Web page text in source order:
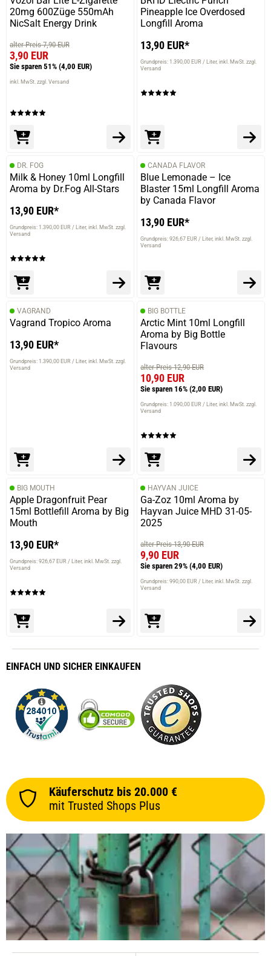
20mg 600Züge 550mAh
NicSalt Energy Drink
alter Preis 7,90 EUR
3,90 EUR
Sie sparen 51% (4,00 EUR)
inkl. MwSt. zzgl. Versand
Pineapple Ice Overdosed
Longfill Aroma
13,90 EUR*
Grundpreis: 1.390,00 EUR / Liter inkl. MwSt. zzgl.
Versand
DR. FOG
Milk & Honey 10ml Longfill
Aroma by Dr.Fog All-Stars
13,90 EUR*
Grundpreis: 1.390,00 EUR / Liter inkl. MwSt. zzgl.
Versand
CANADA FLAVOR
Blue Lemonade – Ice
Blaster 15ml Longfill Aroma
by Canada Flavor
13,90 EUR*
Grundpreis: 926,67 EUR / Liter inkl. MwSt. zzgl.
Versand
VAGRAND
Vagrand Tropico Aroma
13,90 EUR*
Grundpreis: 1.390,00 EUR / Liter inkl. MwSt. zzgl.
Versand
BIG BOTTLE
Arctic Mint 10ml Longfill
Aroma by Big Bottle
Flavours
alter Preis 12,90 EUR
10,90 EUR
Sie sparen 16% (2,00 EUR)
Grundpreis: 1.090,00 EUR / Liter inkl. MwSt. zzgl.
Versand
BIG MOUTH
Apple Dragonfruit Pear
15ml Bottlefill Aroma by Big
Mouth
13,90 EUR*
Grundpreis: 926,67 EUR / Liter inkl. MwSt. zzgl.
Versand
HAYVAN JUICE
Ga-Zoz 10ml Aroma by
Hayvan Juice MHD 31-05-
2025
alter Preis 13,90 EUR
9,90 EUR
Sie sparen 29% (4,00 EUR)
Grundpreis: 990,00 EUR / Liter inkl. MwSt. zzgl.
Versand
EINFACH UND SICHER EINKAUFEN
Käuferschutz bis 20.000 €
mit Trusted Shops Plus